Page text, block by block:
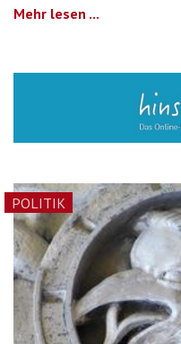
Mehr lesen ...
POLITIK